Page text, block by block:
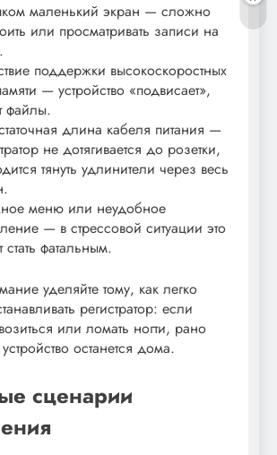
маленький экран — сложно
или просматривать записи на
поддержки высокоскоростных
— устройство «подвисает»,
файлы.
длина кабеля питания —
не дотягивается до розетки,
тянуть удлинители через весь
меню или неудобное
— в стрессовой ситуации это
стать фатальным.
уделяйте тому, как легко
регистратор: если
или ломать ногти, рано
останется дома.
сценарии